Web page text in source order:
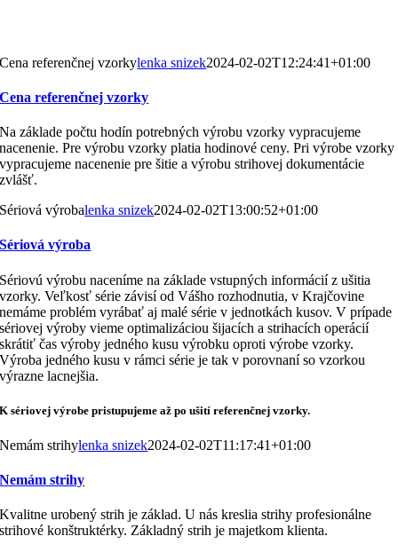
Cena referenčnej vzorkylenka snizek2024-02-02T12:24:41+01:00
Cena referenčnej vzorky
Na základe počtu hodín potrebných výrobu vzorky vypracujeme
nacenenie. Pre výrobu vzorky platia hodinové ceny. Pri výrobe vzorky
vypracujeme nacenenie pre šitie a výrobu strihovej dokumentácie
zvlášť.
Sériová výrobalenka snizek2024-02-02T13:00:52+01:00
Sériová výroba
Sériovú výrobu naceníme na základe vstupných informácií z ušitia
vzorky. Veľkosť série závisí od Vášho rozhodnutia, v Krajčovine
nemáme problém vyrábať aj malé série v jednotkách kusov. V prípade
sériovej výroby vieme optimalizáciou šijacích a strihacích operácií
skrátiť čas výroby jedného kusu výrobku oproti výrobe vzorky.
Výroba jedného kusu v rámci série je tak v porovnaní so vzorkou
výrazne lacnejšia.
K sériovej výrobe pristupujeme až po ušití referenčnej vzorky.
Nemám strihylenka snizek2024-02-02T11:17:41+01:00
Nemám strihy
Kvalitne urobený strih je základ. U nás kreslia strihy profesionálne
strihové konštruktérky. Základný strih je majetkom klienta.